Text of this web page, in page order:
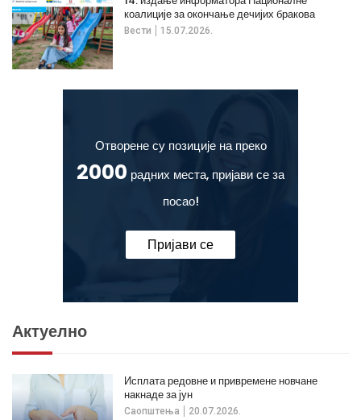
Вести 15.07.2026.
коалиције за окончање дечијих бракова
Отворене су позиције на преко
2000 радних места, пријави се за
посао!
Пријави се
Актуелно
Саопштења 20.07.2026.
Исплата редовне и привремене новчане
накнаде за јун